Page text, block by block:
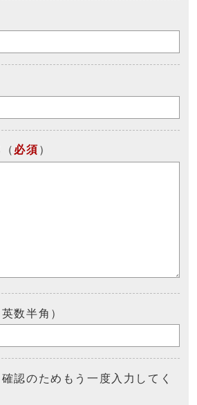
（ 必須 ）
数半角）
認のためもう一度入力してく